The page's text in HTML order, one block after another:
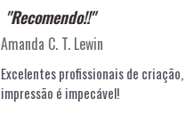
"Recomendo!!"
Amanda C. T. Lewin
Excelentes profissionais de
impressão é impecável!